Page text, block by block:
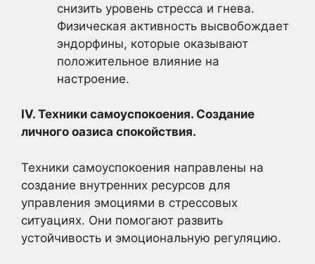
снизить уровень стресса и гнева.
Физическая активность высвобождает
эндорфины, которые оказывают
положительное влияние на
настроение.
IV. Техники самоуспокоения. Создание
личного оазиса спокойствия.
Техники самоуспокоения направлены на
создание внутренних ресурсов для
управления эмоциями в стрессовых
ситуациях. Они помогают развить
устойчивость и эмоциональную регуляцию.